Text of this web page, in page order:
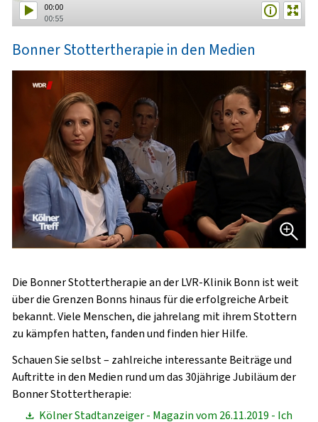
00:00
00:55
Bonner Stottertherapie in den Medien
Die Bonner Stottertherapie an der LVR-Klinik Bonn ist weit
über die Grenzen Bonns hinaus für die erfolgreiche Arbeit
bekannt. Viele Menschen, die jahrelang mit ihrem Stottern
zu kämpfen hatten, fanden und finden hier Hilfe.
Schauen Sie selbst – zahlreiche interessante Beiträge und
Auftritte in den Medien rund um das 30jährige Jubiläum der
Bonner Stottertherapie:
Kölner Stadtanzeiger - Magazin vom 26.11.2019 - Ich